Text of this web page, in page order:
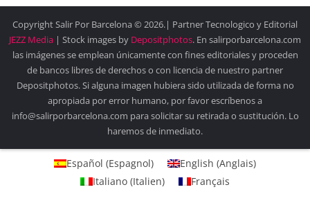
Copyright Salir Por Barcelona © 2026.| Partner Tecnologico y Editorial
JEZZ Media | Stock images by Depositphotos. En salirporbarcelona.com
las imágenes se emplean únicamente con fines editoriales y proceden
de bancos libres de derechos o con licencia de nuestro partner
Depositphotos. Si alguna imagen hubiera sido utilizada de forma no
apropiada por error humano, por favor escríbenos a
info@salirporbarcelona.com para solicitar su retirada o sustitución. Lo
haremos de inmediato.
Español (Espagnol) English (Anglais)
Italiano (Italien) Français